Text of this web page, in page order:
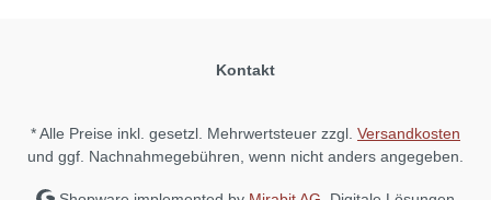
Kontakt
* Alle Preise inkl. gesetzl. Mehrwertsteuer zzgl. Versandkosten
und ggf. Nachnahmegebühren, wenn nicht anders angegeben.